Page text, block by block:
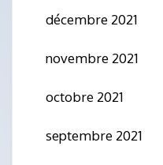
décembre 2021
novembre 2021
octobre 2021
septembre 2021